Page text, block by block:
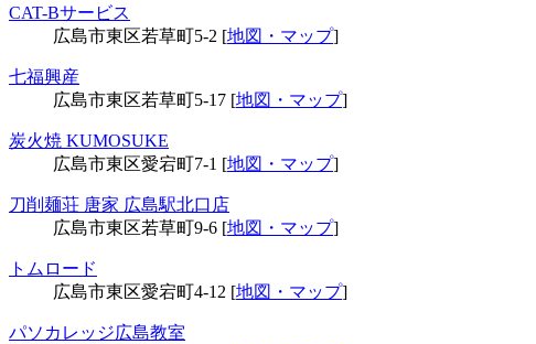
CAT-Bサービス
広島市東区若草町5-2 [地図・マップ]
七福興産
広島市東区若草町5-17 [地図・マップ]
炭火焼 KUMOSUKE
広島市東区愛宕町7-1 [地図・マップ]
刀削麺荘 唐家 広島駅北口店
広島市東区若草町9-6 [地図・マップ]
トムロード
広島市東区愛宕町4-12 [地図・マップ]
パソカレッジ広島教室